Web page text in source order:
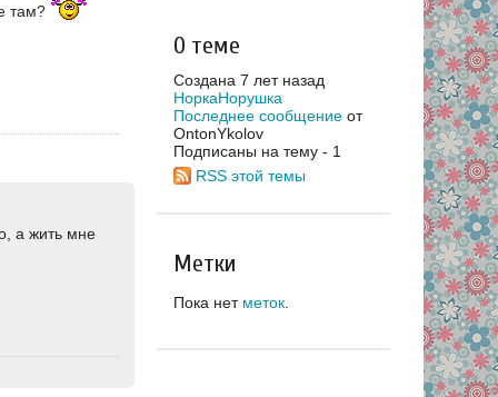
там?
а жить мне
О теме
Создана 7 лет назад
НоркаНорушка
Последнее сообщение от
OntonYkolov
Подписаны на тему - 1
RSS этой темы
Метки
Пока нет меток